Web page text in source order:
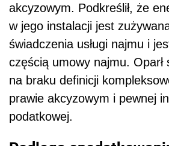
akcyzowym. Podkreślił, że
w jego instalacji jest
świadczenia usługi najmu i
częścią umowy najmu. Oparł
na braku definicji
prawie akcyzowym i pewnej
podatkowej.